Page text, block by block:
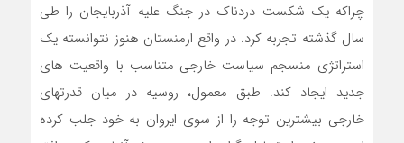
چراکه یک شکست دردناک در جنگ علیه آذربایجان را طی
سال گذشته تجربه کرد. در واقع ارمنستان هنوز نتوانسته یک
استراتژی منسجم سیاست خارجی متناسب با واقعیت های
جدید ایجاد کند. طبق معمول، روسیه در میان قدرتهای
خارجی بیشترین توجه را از سوی ایروان به خود جلب کرده